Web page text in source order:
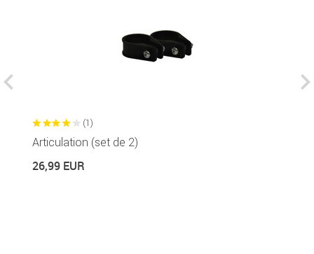
(1)
Articulation (set de 2)
26,99 EUR